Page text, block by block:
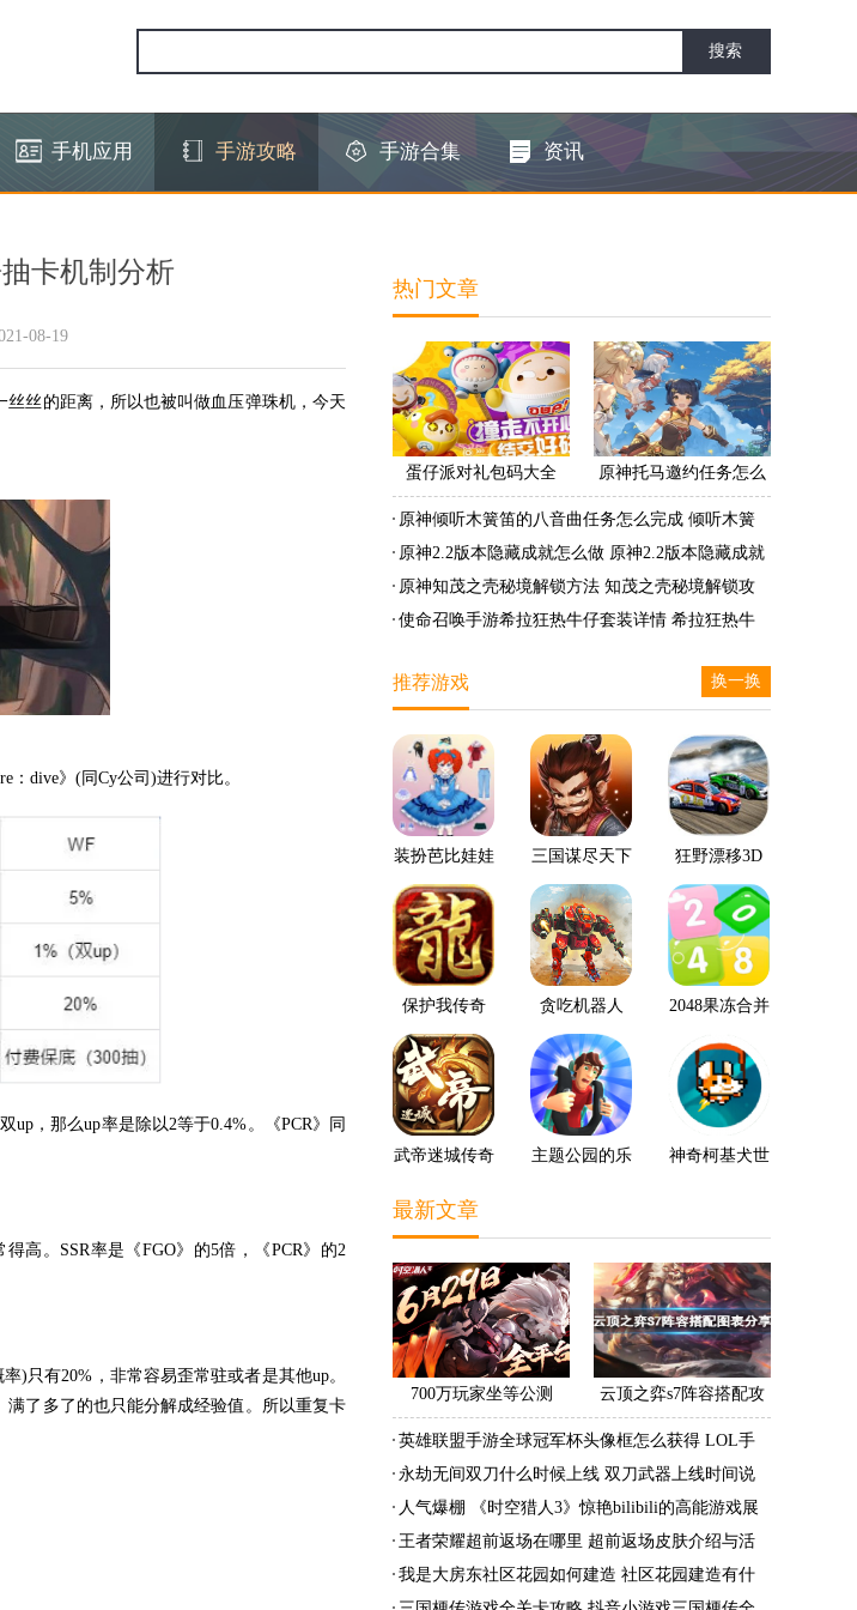
手机应用 手游攻略 手游合集 资讯
卡机制分析
08-19
丝的距离，所以也被叫做血压弹珠机，今天
dive》(同Cy公司)进行对比。
up，那么up率是除以2等于0.4%。《PCR》同
高。SSR率是《FGO》的5倍，《PCR》的2
)只有20%，非常容易歪常驻或者是其他up。
了多了的也只能分解成经验值。所以重复卡
热门文章
蛋仔派对礼包码大全
2022 蛋仔派对礼包码怎
么兑换
原神托马邀约任务怎么
做 原神托马邀约任务怎
么完成
原神倾听木簧笛的八音曲任务怎么完成 倾听木簧
笛的八音曲任务攻略
原神2.2版本隐藏成就怎么做 原神2.2版本隐藏成就
有哪些
原神知茂之壳秘境解锁方法 知茂之壳秘境解锁攻
略使命召唤手游希拉狂热牛仔套装详情 希拉狂热牛
推荐游戏 换一换
装扮芭比娃娃 三国谋尽天下 狂野漂移3D
保护我传奇 贪吃机器人 2048果冻合并
武帝迷城传奇
主题公园的乐
神奇柯基犬世
最新文章
700万玩家坐等公测
《时空猎人3》老玩家加
云顶之弈s7阵容搭配攻
略 s7最强阵容搭配组成
大全最新
英雄联盟手游全球冠军杯头像框怎么获得 LOL手
游2022全球冠军杯头像框领取活动
永劫无间双刀什么时候上线 双刀武器上线时间说
明与分享
人气爆棚 《时空猎人3》惊艳bilibili的高能游戏展
发布会
王者荣耀超前返场在哪里 超前返场皮肤介绍与活
动一览
我是大房东社区花园如何建造 社区花园建造有什